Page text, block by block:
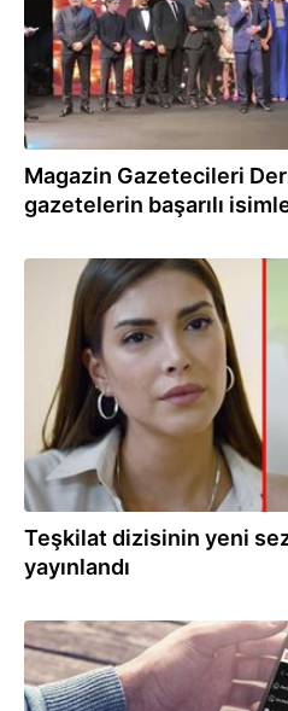
Magazin Gazetecileri
gazetelerin başarılı
24.09.2021
Teşkilat dizisinin yeni
yayınlandı
04.06.2021